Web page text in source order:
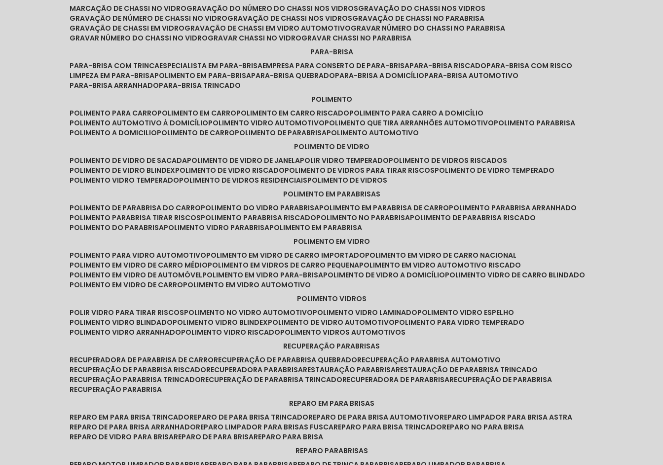
MARCAÇÃO DE CHASSI NO VIDRO
GRAVAÇÃO DO NÚMERO DO CHASSI NOS VIDROS
GRAVAÇÃO DO CHASSI NOS VIDROS
GRAVAÇÃO DE NÚMERO DE CHASSI NO VIDRO
GRAVAÇÃO DE CHASSI NOS VIDROS
GRAVAÇÃO DE CHASSI NO PARABRISA
GRAVAÇÃO DE CHASSI EM VIDRO
GRAVAÇÃO DE CHASSI EM VIDRO AUTOMOTIVO
GRAVAR NÚMERO DO CHASSI NO PARABRISA
GRAVAR NÚMERO DO CHASSI NO VIDRO
GRAVAR CHASSI NO VIDRO
GRAVAR CHASSI NO PARABRISA
PARA-BRISA
PARA-BRISA COM TRINCA ESPECIALISTA EM PARA-BRISA EMPRESA PARA CONSERTO DE PARA-BRISA PARA-BRISA RISCADO PARA-BRISA COM RISCO
LIMPEZA EM PARA-BRISA POLIMENTO EM PARA-BRISA PARA-BRISA QUEBRADO PARA-BRISA A DOMICÍLIO PARA-BRISA AUTOMOTIVO
PARA-BRISA ARRANHADO PARA-BRISA TRINCADO
POLIMENTO
POLIMENTO PARA CARRO POLIMENTO EM CARRO POLIMENTO EM CARRO RISCADO POLIMENTO PARA CARRO A DOMICÍLIO
POLIMENTO AUTOMOTIVO À DOMICÍLIO POLIMENTO VIDRO AUTOMOTIVO POLIMENTO QUE TIRA ARRANHÕES AUTOMOTIVO POLIMENTO PARABRISA
POLIMENTO A DOMICILIO POLIMENTO DE CARRO POLIMENTO DE PARABRISA POLIMENTO AUTOMOTIVO
POLIMENTO DE VIDRO
POLIMENTO DE VIDRO DE SACADA POLIMENTO DE VIDRO DE JANELA POLIR VIDRO TEMPERADO POLIMENTO DE VIDROS RISCADOS
POLIMENTO DE VIDRO BLINDEX POLIMENTO DE VIDRO RISCADO POLIMENTO DE VIDROS PARA TIRAR RISCOS POLIMENTO DE VIDRO TEMPERADO
POLIMENTO VIDRO TEMPERADO POLIMENTO DE VIDROS RESIDENCIAIS POLIMENTO DE VIDROS
POLIMENTO EM PARABRISAS
POLIMENTO DE PARABRISA DO CARRO POLIMENTO DO VIDRO PARABRISA POLIMENTO EM PARABRISA DE CARRO POLIMENTO PARABRISA ARRANHADO
POLIMENTO PARABRISA TIRAR RISCOS POLIMENTO PARABRISA RISCADO POLIMENTO NO PARABRISA POLIMENTO DE PARABRISA RISCADO
POLIMENTO DO PARABRISA POLIMENTO VIDRO PARABRISA POLIMENTO EM PARABRISA
POLIMENTO EM VIDRO
POLIMENTO PARA VIDRO AUTOMOTIVO POLIMENTO EM VIDRO DE CARRO IMPORTADO POLIMENTO EM VIDRO DE CARRO NACIONAL
POLIMENTO EM VIDRO DE CARRO MÉDIO POLIMENTO EM VIDROS DE CARRO PEQUENA POLIMENTO EM VIDRO AUTOMOTIVO RISCADO
POLIMENTO EM VIDRO DE AUTOMÓVEL POLIMENTO EM VIDRO PARA-BRISA POLIMENTO DE VIDRO A DOMICÍLIO POLIMENTO VIDRO DE CARRO BLINDADO
POLIMENTO EM VIDRO DE CARRO POLIMENTO EM VIDRO AUTOMOTIVO
POLIMENTO VIDROS
POLIR VIDRO PARA TIRAR RISCOS POLIMENTO NO VIDRO AUTOMOTIVO POLIMENTO VIDRO LAMINADO POLIMENTO VIDRO ESPELHO
POLIMENTO VIDRO BLINDADO POLIMENTO VIDRO BLINDEX POLIMENTO DE VIDRO AUTOMOTIVO POLIMENTO PARA VIDRO TEMPERADO
POLIMENTO VIDRO ARRANHADO POLIMENTO VIDRO RISCADO POLIMENTO VIDROS AUTOMOTIVOS
RECUPERAÇÃO PARABRISAS
RECUPERADORA DE PARABRISA DE CARRO RECUPERAÇÃO DE PARABRISA QUEBRADO RECUPERAÇÃO PARABRISA AUTOMOTIVO
RECUPERAÇÃO DE PARABRISA RISCADO RECUPERADORA PARABRISA RESTAURAÇÃO PARABRISA RESTAURAÇÃO DE PARABRISA TRINCADO
RECUPERAÇÃO PARABRISA TRINCADO RECUPERAÇÃO DE PARABRISA TRINCADO RECUPERADORA DE PARABRISA RECUPERAÇÃO DE PARABRISA
RECUPERAÇÃO PARABRISA
REPARO EM PARA BRISAS
REPARO EM PARA BRISA TRINCADO REPARO DE PARA BRISA TRINCADO REPARO DE PARA BRISA AUTOMOTIVO REPARO LIMPADOR PARA BRISA ASTRA
REPARO DE PARA BRISA ARRANHADO REPARO LIMPADOR PARA BRISAS FUSCA REPARO PARA BRISA TRINCADO REPARO NO PARA BRISA
REPARO DE VIDRO PARA BRISA REPARO DE PARA BRISA REPARO PARA BRISA
REPARO PARABRISAS